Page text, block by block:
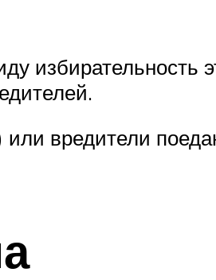
избирательность
вредители